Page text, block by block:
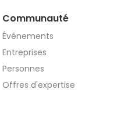
Communauté
Événements
Entreprises
Personnes
Offres d'expertise